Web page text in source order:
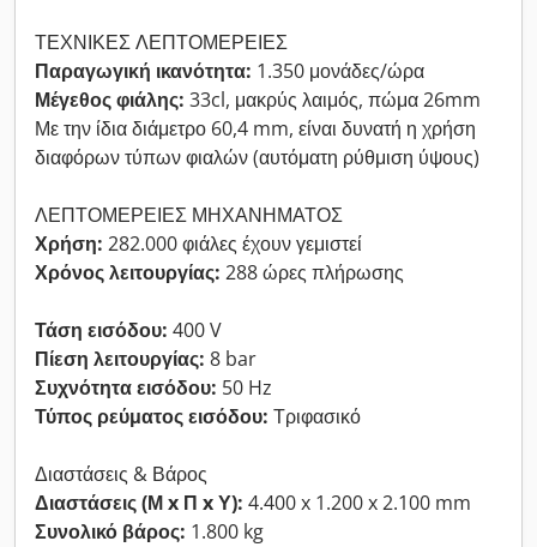
ΤΕΧΝΙΚΕΣ ΛΕΠΤΟΜΕΡΕΙΕΣ
Παραγωγική ικανότητα: 1.350 μονάδες/ώρα
Μέγεθος φιάλης: 33cl, μακρύς λαιμός, πώμα 26mm
Με την ίδια διάμετρο 60,4 mm, είναι δυνατή η χρήση
διαφόρων τύπων φιαλών (αυτόματη ρύθμιση ύψους)
ΛΕΠΤΟΜΕΡΕΙΕΣ ΜΗΧΑΝΗΜΑΤΟΣ
Χρήση: 282.000 φιάλες έχουν γεμιστεί
Χρόνος λειτουργίας: 288 ώρες πλήρωσης
Τάση εισόδου: 400 V
Πίεση λειτουργίας: 8 bar
Συχνότητα εισόδου: 50 Hz
Τύπος ρεύματος εισόδου: Τριφασικό
Διαστάσεις & Βάρος
Διαστάσεις (Μ x Π x Υ): 4.400 x 1.200 x 2.100 mm
Συνολικό βάρος: 1.800 kg